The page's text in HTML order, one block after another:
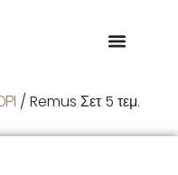
/ Remus Σετ 5 τεμ.